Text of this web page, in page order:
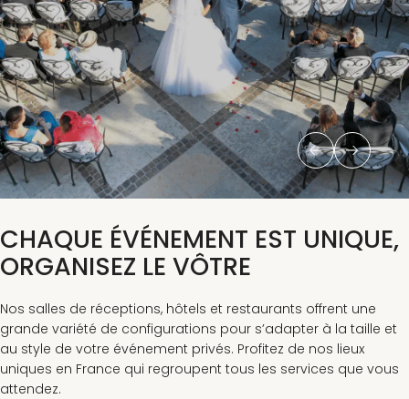
CHAQUE ÉVÉNEMENT EST UNIQUE,
ORGANISEZ LE VÔTRE
Nos salles de réceptions, hôtels et restaurants offrent une
grande variété de configurations pour s’adapter à la taille et
au style de votre événement privés. Profitez de nos lieux
uniques en France qui regroupent tous les services que vous
attendez.